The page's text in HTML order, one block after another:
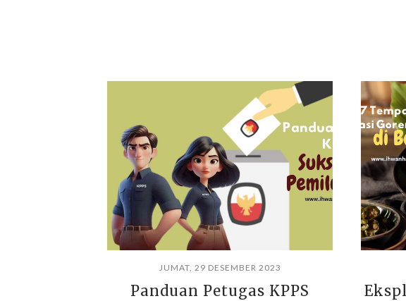
JUMAT, 29 DESEMBER 2023
Panduan Petugas KPPS